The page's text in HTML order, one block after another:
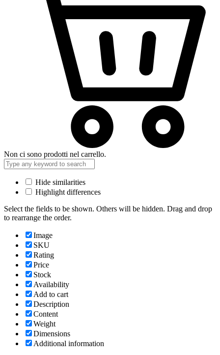
Non ci sono prodotti nel carrello.
Hide similarities
Highlight differences
Select the fields to be shown. Others will be hidden. Drag and drop
to rearrange the order.
Image
SKU
Rating
Price
Stock
Availability
Add to cart
Description
Content
Weight
Dimensions
Additional information